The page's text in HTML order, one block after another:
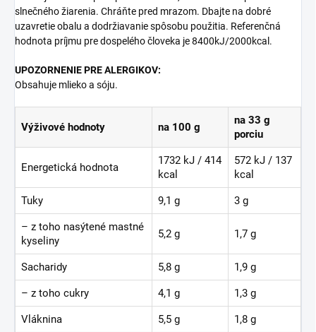
slnečného žiarenia. Chráňte pred mrazom. Dbajte na dobré
uzavretie obalu a dodržiavanie spôsobu použitia. Referenčná
hodnota príjmu pre dospelého človeka je 8400kJ/2000kcal.
UPOZORNENIE PRE ALERGIKOV:
Obsahuje mlieko a sóju.
Výživové hodnoty na 100 g
na 33 g
porciu
Energetická hodnota
1732 kJ / 414
kcal
572 kJ / 137
kcal
Tuky 9,1 g 3 g
– z toho nasýtené mastné
kyseliny
5,2 g 1,7 g
Sacharidy 5,8 g 1,9 g
– z toho cukry 4,1 g 1,3 g
Vláknina 5,5 g 1,8 g